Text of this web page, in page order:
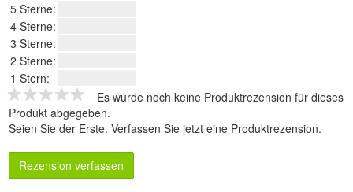
5 Sterne:
4 Sterne:
3 Sterne:
2 Sterne:
1 Stern:
Es wurde noch keine Produktrezension für dieses
Produkt abgegeben.
Seien Sie der Erste. Verfassen Sie jetzt eine Produktrezension.
Rezension verfassen